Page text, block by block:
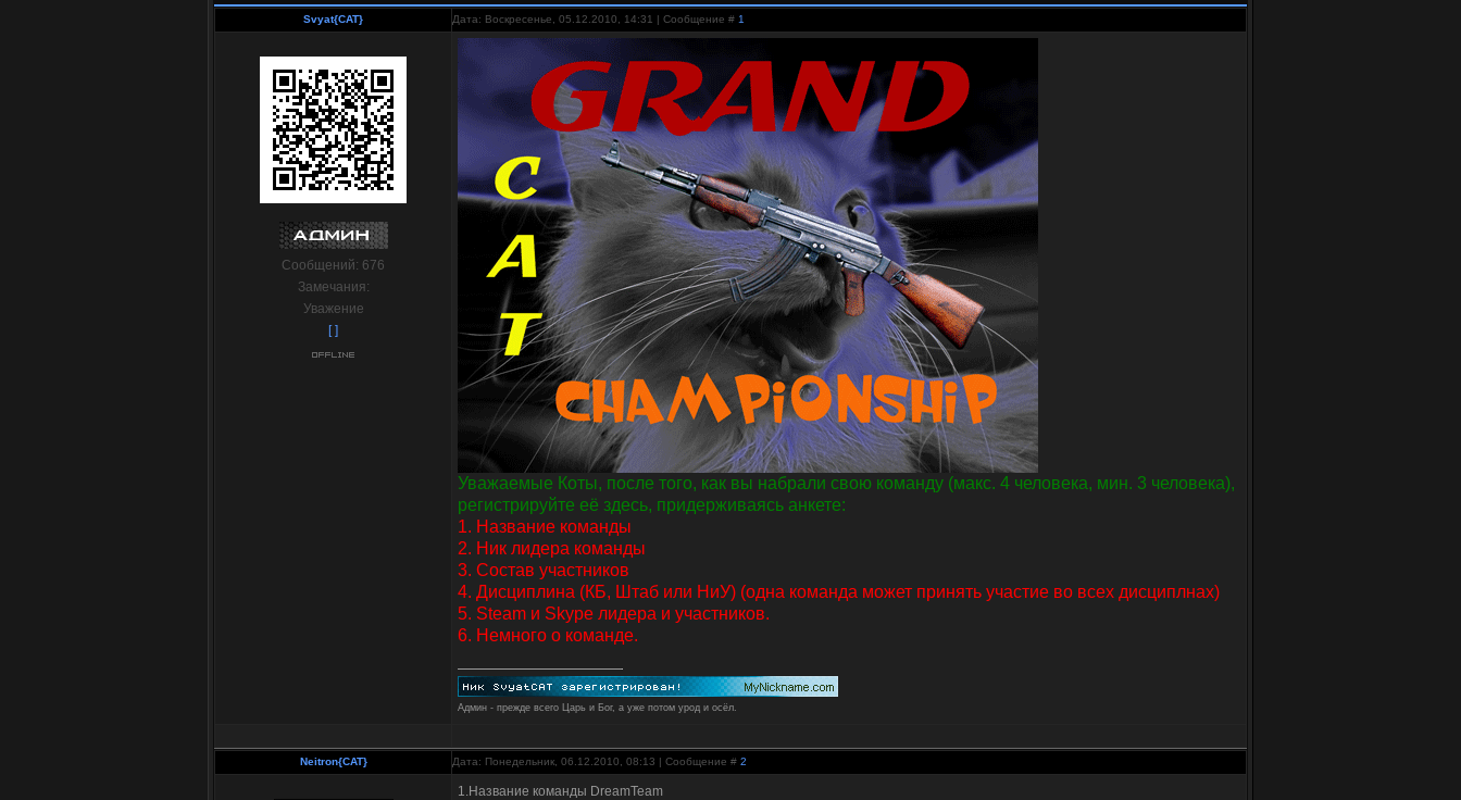
Svyat{CAT} Дата: Воскресенье, 05.12.2010, 14:31 | Сообщение # 1
Сообщений: 676
Замечания:
Уважение
[ ]
Уважаемые Коты, после того, как вы набрали свою команду (макс. 4 человека, мин. 3 человека),
регистрируйте её здесь, придерживаясь анкете:
1. Название команды
2. Ник лидера команды
3. Состав участников
4. Дисциплина (КБ, Штаб или НиУ) (одна команда может принять участие во всех дисциплнах)
5. Steam и Skype лидера и участников.
6. Немного о команде.
Админ - прежде всего Царь и Бог, а уже потом урод и осёл.
Neitron{CAT} Дата: Понедельник, 06.12.2010, 08:13 | Сообщение # 2
1.Название команды DreamTeam